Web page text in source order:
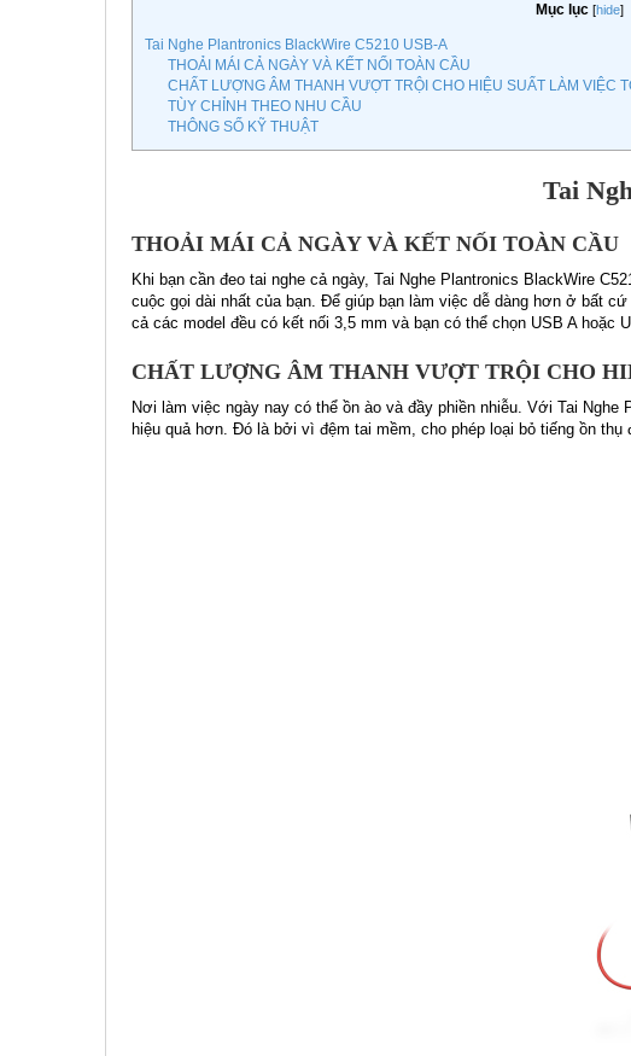
Mục lục [hide]
Tai Nghe Plantronics BlackWire C5210 USB-A
THOẢI MÁI CẢ NGÀY VÀ KẾT NỐI TOÀN CẦU
CHẤT LƯỢNG ÂM THANH VƯỢT TRỘI CHO HIỆU SUẤT LÀM VIỆC
TÙY CHỈNH THEO NHU CẦU
THÔNG SỐ KỸ THUẬT
Tai
THOẢI MÁI CẢ NGÀY VÀ KẾT NỐI TOÀN CẦU
Khi bạn cần đeo tai nghe cả ngày, Tai Nghe Plantronics BlackWire
cuộc gọi dài nhất của bạn. Để giúp bạn làm việc dễ dàng hơn ở bất
cả các model đều có kết nối 3,5 mm và bạn có thể chọn USB A hoặc
CHẤT LƯỢNG ÂM THANH VƯỢT TRỘI CHO
Nơi làm việc ngày nay có thể ồn ào và đầy phiền nhiễu. Với Tai
hiệu quả hơn. Đó là bởi vì đệm tai mềm, cho phép loại bỏ tiếng ồn